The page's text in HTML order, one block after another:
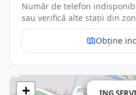
Număr de telefon
sau verifică alte stații din
Obține
+